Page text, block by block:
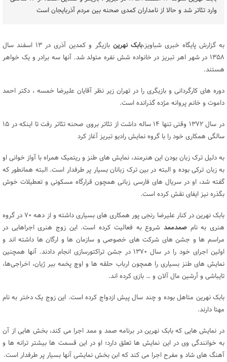
وارد تئاتر شد و حالا از نامداران کمدی صحنه بین مردم آذربایجان است
به گزارش پایگاه خبری شباویز،بابک نهرین
بازیگر و کمدین آذری در ۱۳ اسفند سال
۱۳۵۸ در شهر اهر تبریز در خانواده شش نفره متولد شد. آنها سه برادر و یک خواهر
هستند.
دوره های کارگردانی و بازیگری را در تهران زیر نظر آقایان علیرضا خمسه ، دکتر احمد
داموت و خانم پروانه مژده گذرانده است.
در سال ۱۳۷۲ وقتی تنها ۱۴ ساله داشت از تئاتر بروی صحنه تئاتر رفت تا اینکه در ۱۵
سالگی همکاری خود را با گروه نمایش رادیو تبریز آغاز کرد
به دلیل ترک زبان بودن این هنرمند، نمایش های طنز و ریتمیک همراه با آواز خوانی او
به زبان ترکی بوده و البته در بین ترک زبانان بسیار پر طرفدار است. البته همانطور که
گفته شد، او در سریال های فارسی زبانی همچون قرارگاه مسکونی و تعطیلات خوش
بگذره نیز ایفای نقش کرده است.
بابک نهرین در کنار علیرضا رنجی پور همکاری های بسیاری داشته و از دهه ۷۰ در گروه
هنری به نامصمدممد شروع به فعالیت کرده است. این زوج هنری اجراهایی در
مراسم ها و جشن های شرکت های خصوصی و سازمان ها و ارگان ها داشته اند و
اولین اجرای خود را در سال ۱۳۷۰ در جشن تراکتورسازی انجام دادند. آنها همچنین
نمایش های طنز بسیاری را همچون ارباب حلقه‌ ها و اوچ پخمه بیر ژیان، اخراجی‌ها،
تایباشی و آرشین مال آلان و … بازی کرده اند.
بابک نهرین متاهل بوده و چند سال پیش ازدواج کرده است. این زوج یک دختر به نام
مهتا دارند.
در نمایش هایی که بابک نهرین در برنامه صمد و ممد اجرا می کند، بخش هایی از آن
به خوانندگی وی در این نمایش ها تعلق دارد؛ او در این قسمت ها بیشتر ترانه ها و
آهنگ های شاد و مفرح اجرا می کند که ابن بخش نمایشی آنها بسیار پر طرفدار است.